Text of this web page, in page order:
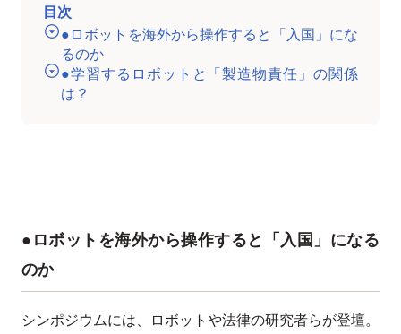
目次
●ロボットを海外から操作すると「入国」にな
るのか
●学習するロボットと「製造物責任」の関係
は？
●ロボットを海外から操作すると「入国」になる
のか
シンポジウムには、ロボットや法律の研究者らが登壇。